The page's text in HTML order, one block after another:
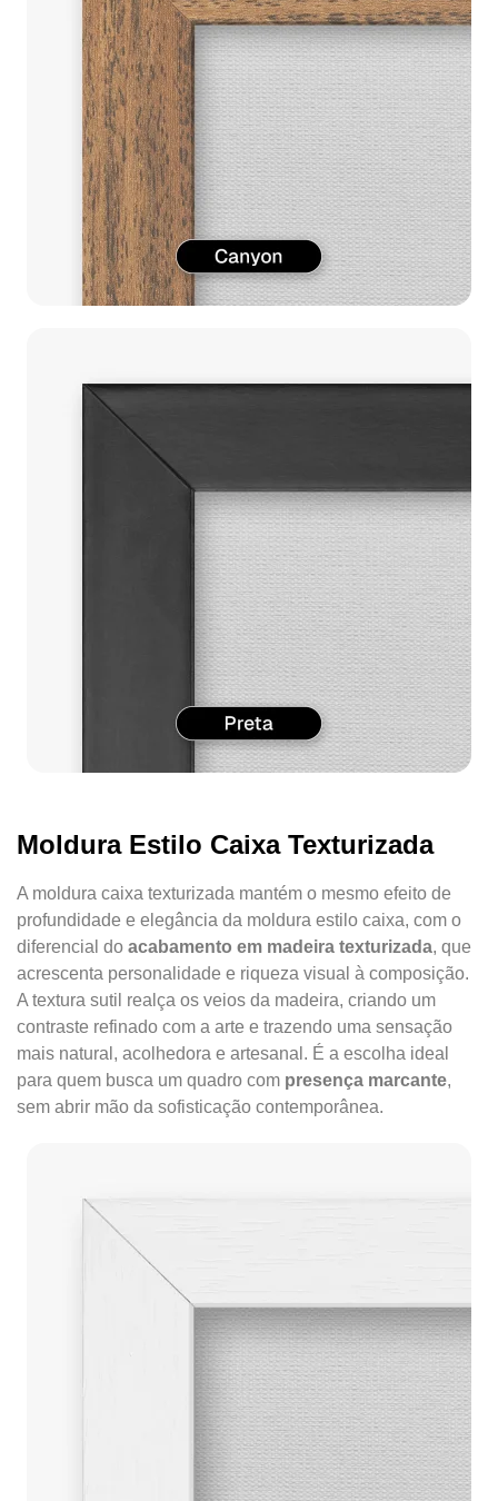
Moldura Estilo Caixa Texturizada
A moldura caixa texturizada mantém o mesmo efeito de
profundidade e elegância da moldura estilo caixa, com o
diferencial do acabamento em madeira texturizada, que
acrescenta personalidade e riqueza visual à composição.
A textura sutil realça os veios da madeira, criando um
contraste refinado com a arte e trazendo uma sensação
mais natural, acolhedora e artesanal. É a escolha ideal
para quem busca um quadro com presença marcante,
sem abrir mão da sofisticação contemporânea.